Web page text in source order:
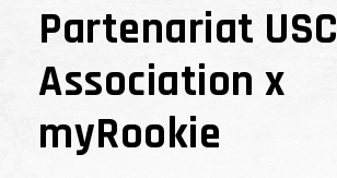
Partenariat USC
Association x
myRookie